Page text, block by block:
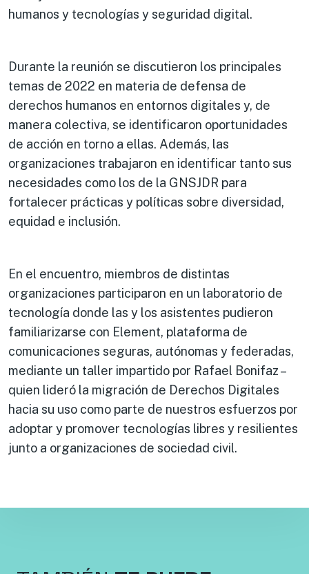
humanos y tecnologías y seguridad digital.
Durante la reunión se discutieron los principales
temas de 2022 en materia de defensa de
derechos humanos en entornos digitales y, de
manera colectiva, se identificaron oportunidades
de acción en torno a ellas. Además, las
organizaciones trabajaron en identificar tanto sus
necesidades como los de la GNSJDR para
fortalecer prácticas y políticas sobre diversidad,
equidad e inclusión.
En el encuentro, miembros de distintas
organizaciones participaron en un laboratorio de
tecnología donde las y los asistentes pudieron
familiarizarse con Element, plataforma de
comunicaciones seguras, autónomas y federadas,
mediante un taller impartido por Rafael Bonifaz –
quien lideró la migración de Derechos Digitales
hacia su uso como parte de nuestros esfuerzos por
adoptar y promover tecnologías libres y resilientes
junto a organizaciones de sociedad civil.